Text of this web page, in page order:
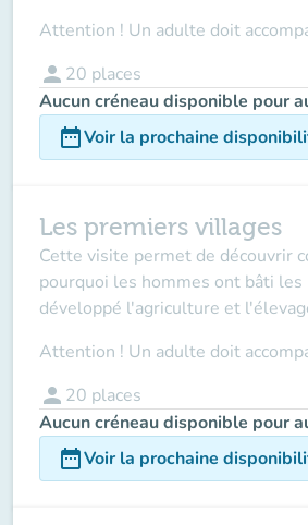
Attention ! Un adulte doit
person 20 places
Aucun créneau disponible pour
date_rangeVoir la prochaine
Les premiers villages
Cette visite permet de découvrir
pourquoi les hommes ont bâti
développé l'agriculture et
Attention ! Un adulte doit
person 20 places
Aucun créneau disponible pour
date_rangeVoir la prochaine